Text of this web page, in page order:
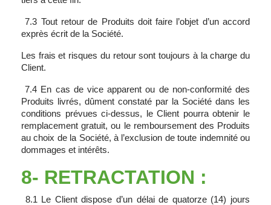
7.3 Tout retour de Produits doit faire l’objet d’un accord
exprès écrit de la Société.
Les frais et risques du retour sont toujours à la charge du
Client.
7.4 En cas de vice apparent ou de non-conformité des
Produits livrés, dûment constaté par la Société dans les
conditions prévues ci-dessus, le Client pourra obtenir le
remplacement gratuit, ou le remboursement des Produits
au choix de la Société, à l’exclusion de toute indemnité ou
dommages et intérêts.
8- RETRACTATION :
8.1 Le Client dispose d’un délai de quatorze (14) jours